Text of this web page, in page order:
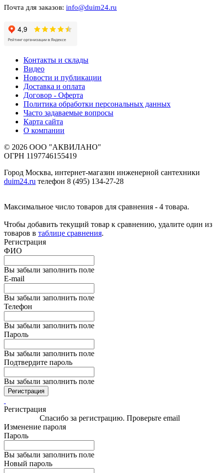
Почта для заказов: info@duim24.ru
Контакты и склады
Видео
Новости и публикации
Доставка и оплата
Договор - Оферта
Политика обработки персональных данных
Часто задаваемые вопросы
Карта сайта
О компании
© 2026 ООО "АКВИЛАНО"
ОГРН 1197746155419
Город Москва, интернет-магазин инженерной сантехники
duim24.ru телефон 8 (495) 134-27-28
Максимальное число товаров для сравнения - 4 товара.
Чтобы добавить текущий товар к сравнению, удалите один из
товаров в таблице сравнения.
Регистрация
ФИО
Вы забыли заполнить поле
E-mail
Вы забыли заполнить поле
Телефон
Вы забыли заполнить поле
Пароль
Вы забыли заполнить поле
Подтвердите пароль
Вы забыли заполнить поле
Регистрация
Регистрация
Спасибо за регистрацию. Проверьте email
Изменение пароля
Пароль
Вы забыли заполнить поле
Новый пароль